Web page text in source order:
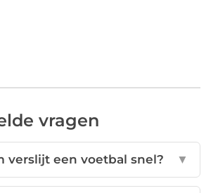
vragen
verslijt een voetbal snel? ▼